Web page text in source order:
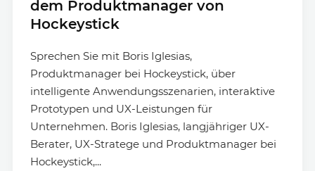
dem Produktmanager von
Hockeystick
Sprechen Sie mit Boris Iglesias,
Produktmanager bei Hockeystick, über
intelligente Anwendungsszenarien, interaktive
Prototypen und UX-Leistungen für
Unternehmen. Boris Iglesias, langjähriger UX-
Berater, UX-Stratege und Produktmanager bei
Hockeystick,...